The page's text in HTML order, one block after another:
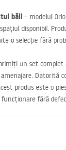
băii – modelul
disponibil.
o selecție fără
un set complet
Datorită
produs este o
funcționare fără